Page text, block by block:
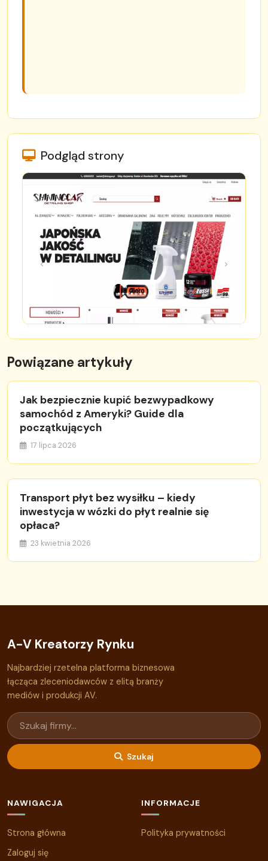
Podgląd strony
Powiązane artykuły
Jak bezpiecznie kupić bezwypadkowy
samochód z Ameryki? Guide dla
początkujących
17 lipca 2026
Transport płyt bez wysiłku – kiedy
inwestycja w wózki do płyt realnie się
opłaca?
23 kwietnia 2026
A-V Kreatorzy Rynku
Najbardziej rzetelna platforma biznesowa
łącząca zleceniodawców z elitą branży
mediów i produkcji AV.
Szukaj
NAWIGACJA
Strona główna
Zaloguj się
INFORMACJE
Polityka prywatności